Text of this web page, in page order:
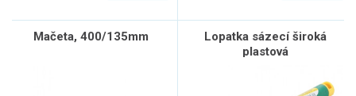
Mačeta, 400/135mm
Lopatka sázecí široká
plastová